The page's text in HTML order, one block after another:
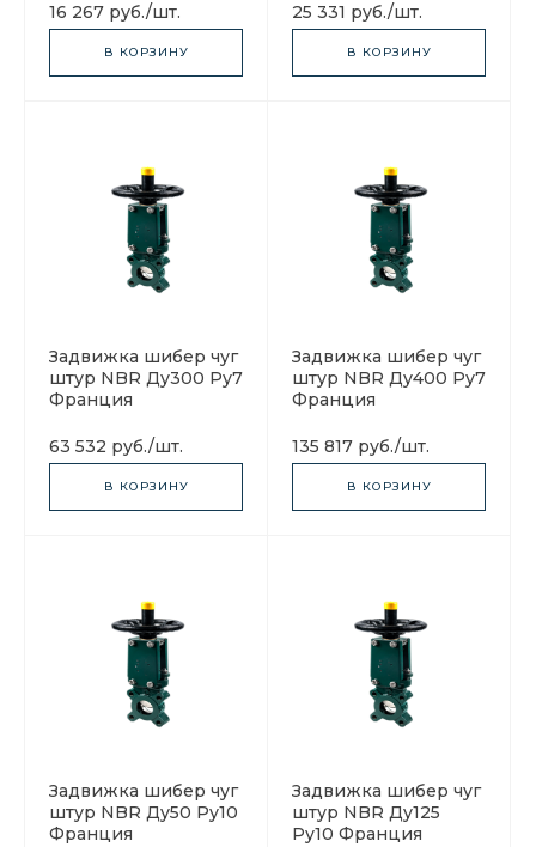
16 267 руб./шт.
В КОРЗИНУ
25 331 руб./шт.
В КОРЗИНУ
Задвижка шибер чуг
штур NBR Ду300 Ру7
Франция
63 532 руб./шт.
В КОРЗИНУ
Задвижка шибер чуг
штур NBR Ду400 Ру7
Франция
135 817 руб./шт.
В КОРЗИНУ
Задвижка шибер чуг
штур NBR Ду50 Ру10
Франция
Задвижка шибер чуг
штур NBR Ду125
Ру10 Франция